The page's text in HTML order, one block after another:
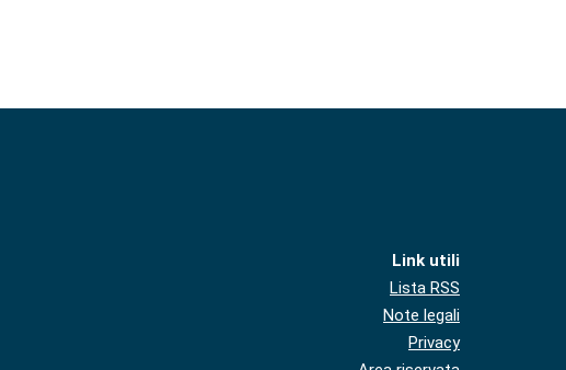
Link utili
Lista RSS
Note legali
Privacy